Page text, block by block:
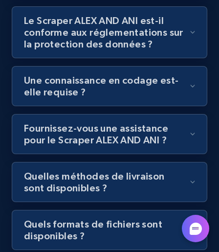
Youtube - Videos posts - Discovery videos
by podcast url
URL, Title, Youtuber, Youtuber md5, Video url,
Video length, Likes, Views, and more.
8K+ 713+
Amazon Reviews
URL, Product name, Product rating, Product
Author name, Asin, and more.
7.4K+ 870+ Essai gratuit
Le Scraper ALEX AND ANI est-il
conforme aux réglementations sur
la protection des données ?
Une connaissance en codage est-
elle requise ?
Fournissez-vous une assistance
pour le Scraper ALEX AND ANI ?
Quelles méthodes de livraison
sont disponibles ?
Quels formats de fichiers sont
disponibles ?